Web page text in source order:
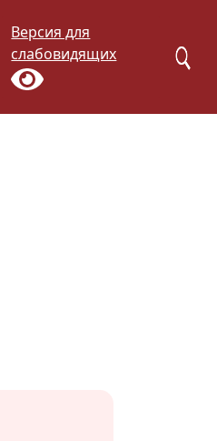
Версия для
слабовидящих